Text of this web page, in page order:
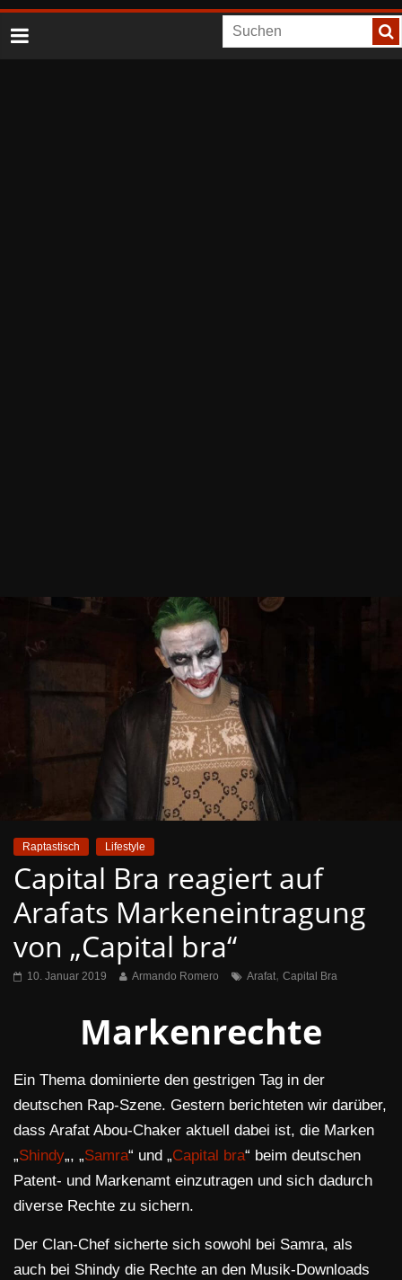
Raptastisch Lifestyle
Capital Bra reagiert auf
Arafats Markeneintragung
von „Capital bra“
10. Januar 2019 Armando Romero Arafat, Capital Bra
Markenrechte
Ein Thema dominierte den gestrigen Tag in der
deutschen Rap-Szene. Gestern berichteten wir darüber,
dass Arafat Abou-Chaker aktuell dabei ist, die Marken
„Shindy„, „Samra“ und „Capital bra“ beim deutschen
Patent- und Markenamt einzutragen und sich dadurch
diverse Rechte zu sichern.
Der Clan-Chef sicherte sich sowohl bei Samra, als
auch bei Shindy die Rechte an den Musik-Downloads